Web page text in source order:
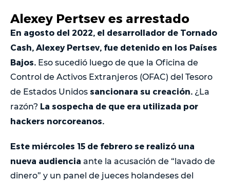
Alexey Pertsev es arrestado
En agosto del 2022, el desarrollador de Tornado
Cash, Alexey Pertsev, fue detenido en los Países
Bajos. Eso sucedió luego de que la Oficina de
Control de Activos Extranjeros (OFAC) del Tesoro
de Estados Unidos sancionara su creación. ¿La
razón? La sospecha de que era utilizada por
hackers norcoreanos.
Este miércoles 15 de febrero se realizó una
nueva audiencia ante la acusación de “lavado de
dinero” y un panel de jueces holandeses del